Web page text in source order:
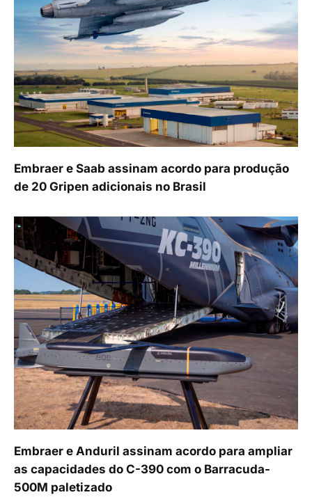
Embraer e Saab assinam acordo para produção
de 20 Gripen adicionais no Brasil
Embraer e Anduril assinam acordo para ampliar
as capacidades do C-390 com o Barracuda-
500M paletizado